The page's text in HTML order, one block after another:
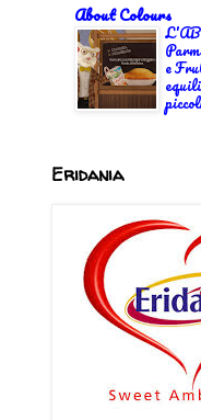
About Colours
e
Eridania